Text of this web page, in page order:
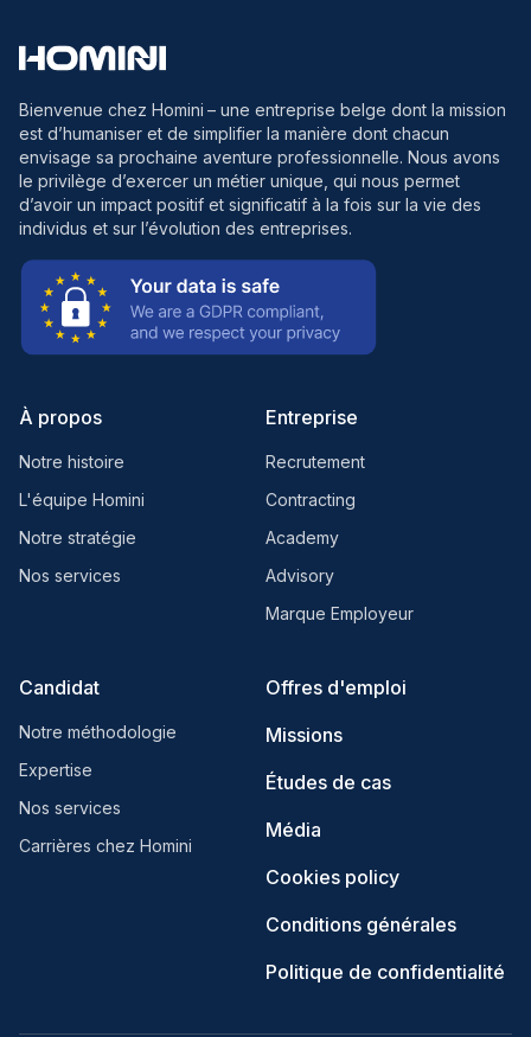
Bienvenue chez Homini – une entreprise belge dont la mission
est d’humaniser et de simplifier la manière dont chacun
envisage sa prochaine aventure professionnelle. Nous avons
le privilège d’exercer un métier unique, qui nous permet
d’avoir un impact positif et significatif à la fois sur la vie des
individus et sur l’évolution des entreprises.
À propos
Notre histoire
L'équipe Homini
Notre stratégie
Nos services
Entreprise
Recrutement
Contracting
Academy
Advisory
Marque Employeur
Candidat
Notre méthodologie
Expertise
Nos services
Carrières chez Homini
Offres d'emploi
Missions
Études de cas
Média
Cookies policy
Conditions générales
Politique de confidentialité